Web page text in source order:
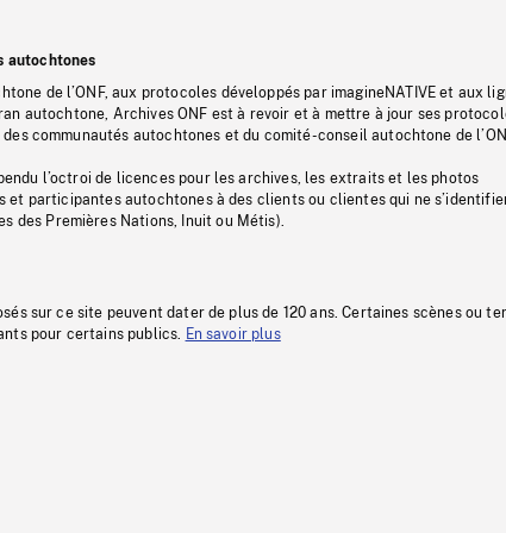
autochtones
de l’ONF, aux protocoles développés par imagineNATIVE et aux
autochtone, Archives ONF est à revoir et à mettre à jour ses
des communautés autochtones et du comité-conseil autochtone de
l’octroi de licences pour les archives, les extraits et les photos
et participantes autochtones à des clients ou clientes qui ne
des Premières Nations, Inuit ou Métis).
sur ce site peuvent dater de plus de 120 ans. Certaines scènes ou
pour certains publics. En savoir plus